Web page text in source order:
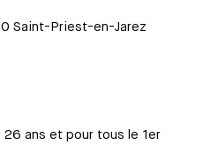
Saint-Priest-en-Jarez
ans et pour tous le 1er